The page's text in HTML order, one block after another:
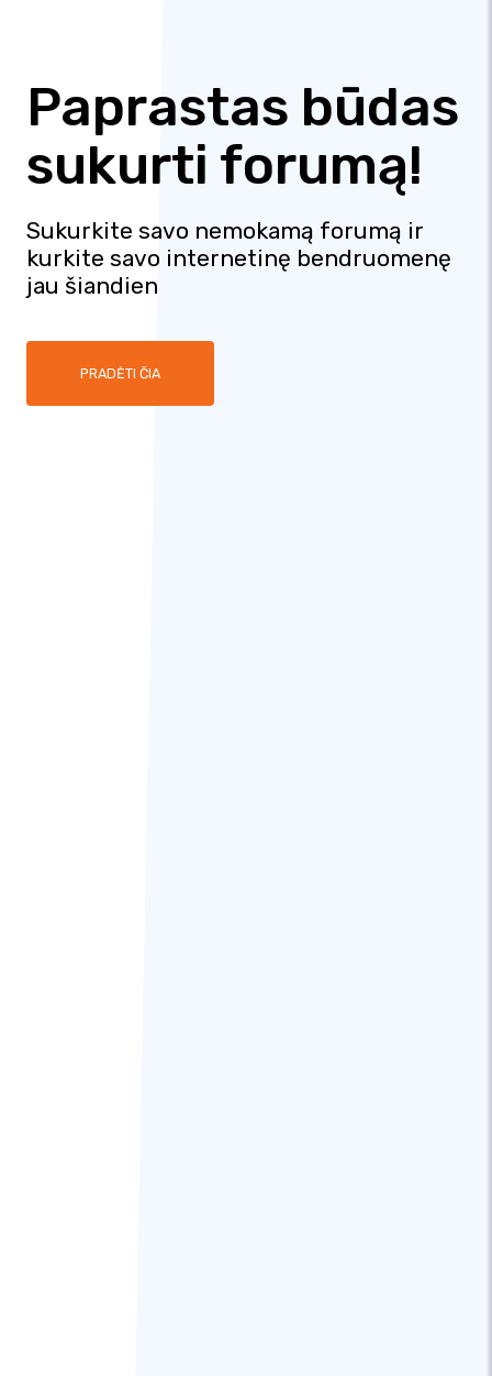
Paprastas būdas
sukurti forumą!
Sukurkite savo nemokamą forumą ir
kurkite savo internetinę bendruomenę
jau šiandien
PRADĖTI ČIA